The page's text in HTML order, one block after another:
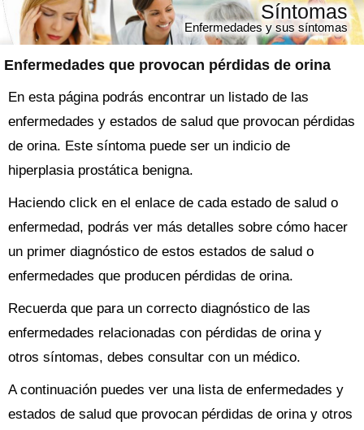
Enfermedades que provocan pérdidas de orina
Síntomas
Enfermedades y sus síntomas
En esta página podrás encontrar un listado de las
enfermedades y estados de salud que provocan pérdidas
de orina. Este síntoma puede ser un indicio de
hiperplasia prostática benigna.
Haciendo click en el enlace de cada estado de salud o
enfermedad, podrás ver más detalles sobre cómo hacer
un primer diagnóstico de estos estados de salud o
enfermedades que producen pérdidas de orina.
Recuerda que para un correcto diagnóstico de las
enfermedades relacionadas con pérdidas de orina y
otros síntomas, debes consultar con un médico.
A continuación puedes ver una lista de enfermedades y
estados de salud que provocan pérdidas de orina y otros